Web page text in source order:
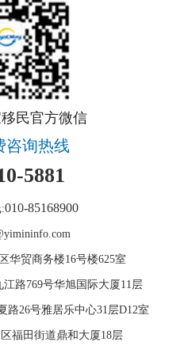
民官方微信
咨询热线
5881
010-85168900
华贸商务楼16号楼625室
江路769号华旭国际大厦11层
路26号雅居乐中心31层D12室
福田街道鼎和大厦18层